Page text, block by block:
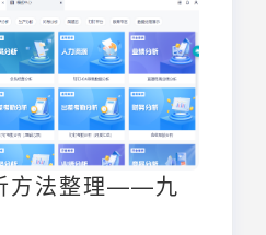
方法整理——九